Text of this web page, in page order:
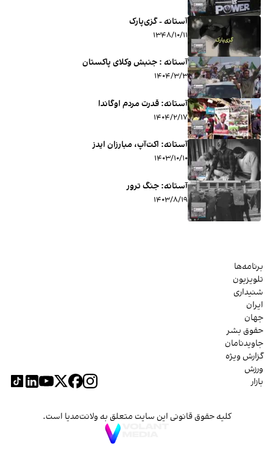
آستانه - گزی‌پارک
۱۳۴۸/۱۰/۱۱
آستانه : جنبش وکلای پاکستان
۱۴۰۴/۳/۳
آستانه: قدرت مردم اوگاندا
۱۴۰۴/۲/۱۷
آستانه: اکت‌آپ، مبارزان ایدز
۱۴۰۳/۱۰/۱۰
آستانه: جنگ ترور
۱۴۰۳/۸/۱۹
برنامه‌ها
تلویزیون
شنیداری
ایران
جهان
حقوق بشر
جاویدنامان
گزارش ویژه
ورزش
بازار
کلیه حقوق قانونی این سایت متعلق به ولانت‌مدیا است.